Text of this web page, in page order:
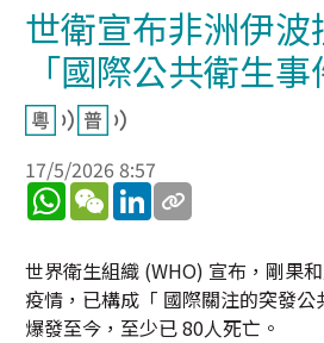
世衛宣布非洲伊波
「國際公共衛生事
17/5/2026 8:57
WhatsApp
WeChatLinkedIn
世界衛生組織 (WHO) 宣布，剛果
疫情，已構成「 國際關注的突發
爆發至今，至少已 80人死亡。